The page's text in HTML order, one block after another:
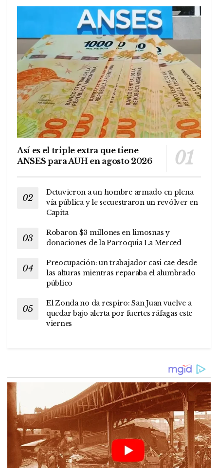
Así es el triple extra que tiene
ANSES para AUH en agosto 2026
Detuvieron a un hombre armado en plena
vía pública y le secuestraron un revólver en
Capita
Robaron $3 millones en limosnas y
donaciones de la Parroquia La Merced
Preocupación: un trabajador casi cae desde
las alturas mientras reparaba el alumbrado
público
El Zonda no da respiro: San Juan vuelve a
quedar bajo alerta por fuertes ráfagas este
viernes